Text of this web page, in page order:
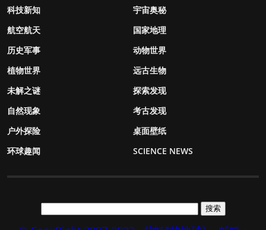
科技新知
宇宙奥秘
航空航天
国家地理
历史军事
动物世界
植物世界
远古生物
未解之谜
探索发现
自然现象
考古发现
户外探险
桌面壁纸
环球趣闻
SCIENCE NEWS